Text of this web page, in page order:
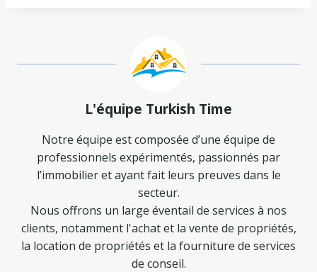
L'équipe Turkish Time
Notre équipe est composée d’une équipe de
professionnels expérimentés, passionnés par
l’immobilier et ayant fait leurs preuves dans le
secteur.
Nous offrons un large éventail de services à nos
clients, notamment l'achat et la vente de propriétés,
la location de propriétés et la fourniture de services
de conseil.